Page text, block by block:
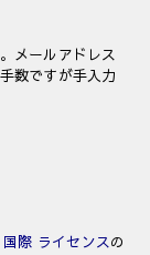
メールアドレス
数ですが手入力
際 ライセンスの